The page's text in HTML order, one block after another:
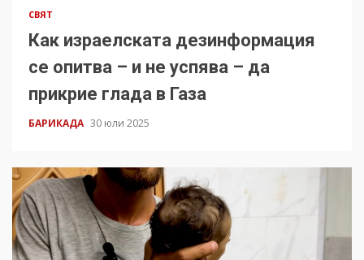
СВЯТ
Как израелската дезинформация
се опитва – и не успява – да
прикрие глада в Газа
БАРИКАДА 30 юли 2025